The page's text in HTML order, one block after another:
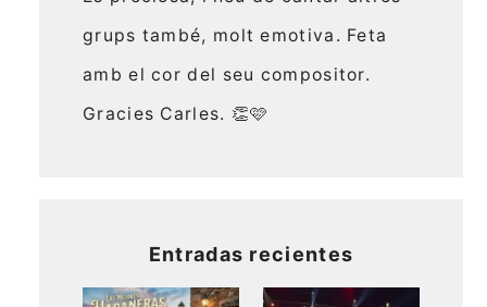
grups també, molt emotiva. Feta
amb el cor del seu compositor.
Gracies Carles. 👏🩷
Entradas recientes